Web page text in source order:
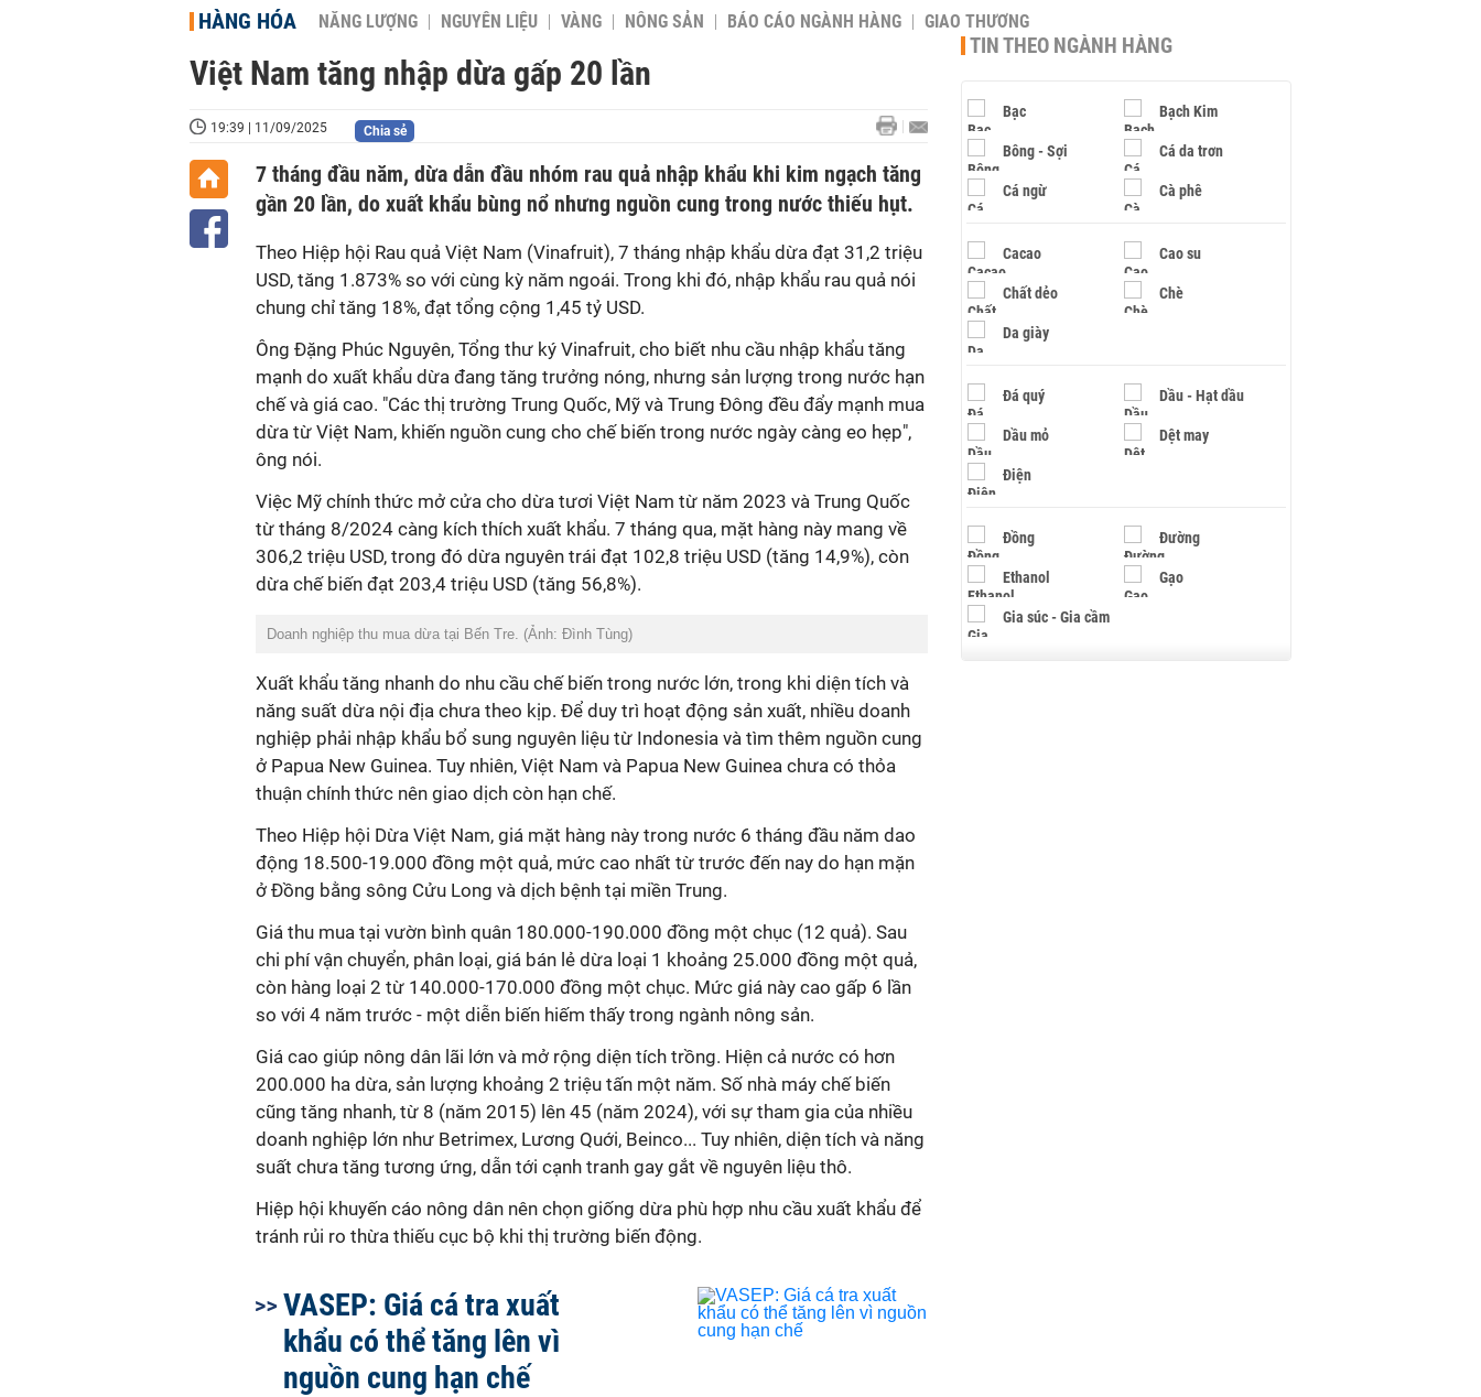
HÀNG HÓA NĂNG LƯỢNG NGUYÊN LIỆU VÀNG NÔNG SẢN BÁO CÁO NGÀNH HÀNG GIAO THƯƠNG
Việt Nam tăng nhập dừa gấp 20 lần
19:39 | 11/09/2025 Chia sẻ
7 tháng đầu năm, dừa dẫn đầu nhóm rau quả nhập khẩu khi kim ngạch tăng
gần 20 lần, do xuất khẩu bùng nổ nhưng nguồn cung trong nước thiếu hụt.
Theo Hiệp hội Rau quả Việt Nam (Vinafruit), 7 tháng nhập khẩu dừa đạt 31,2 triệu
USD, tăng 1.873% so với cùng kỳ năm ngoái. Trong khi đó, nhập khẩu rau quả nói
chung chỉ tăng 18%, đạt tổng cộng 1,45 tỷ USD.
Ông Đặng Phúc Nguyên, Tổng thư ký Vinafruit, cho biết nhu cầu nhập khẩu tăng
mạnh do xuất khẩu dừa đang tăng trưởng nóng, nhưng sản lượng trong nước hạn
chế và giá cao. "Các thị trường Trung Quốc, Mỹ và Trung Đông đều đẩy mạnh mua
dừa từ Việt Nam, khiến nguồn cung cho chế biến trong nước ngày càng eo hẹp",
ông nói.
Việc Mỹ chính thức mở cửa cho dừa tươi Việt Nam từ năm 2023 và Trung Quốc
từ tháng 8/2024 càng kích thích xuất khẩu. 7 tháng qua, mặt hàng này mang về
306,2 triệu USD, trong đó dừa nguyên trái đạt 102,8 triệu USD (tăng 14,9%), còn
dừa chế biến đạt 203,4 triệu USD (tăng 56,8%).
Doanh nghiệp thu mua dừa tại Bến Tre. (Ảnh: Đình Tùng)
Xuất khẩu tăng nhanh do nhu cầu chế biến trong nước lớn, trong khi diện tích và
năng suất dừa nội địa chưa theo kịp. Để duy trì hoạt động sản xuất, nhiều doanh
nghiệp phải nhập khẩu bổ sung nguyên liệu từ Indonesia và tìm thêm nguồn cung
ở Papua New Guinea. Tuy nhiên, Việt Nam và Papua New Guinea chưa có thỏa
thuận chính thức nên giao dịch còn hạn chế.
Theo Hiệp hội Dừa Việt Nam, giá mặt hàng này trong nước 6 tháng đầu năm dao
động 18.500-19.000 đồng một quả, mức cao nhất từ trước đến nay do hạn mặn
ở Đồng bằng sông Cửu Long và dịch bệnh tại miền Trung.
Giá thu mua tại vườn bình quân 180.000-190.000 đồng một chục (12 quả). Sau
chi phí vận chuyển, phân loại, giá bán lẻ dừa loại 1 khoảng 25.000 đồng một quả,
còn hàng loại 2 từ 140.000-170.000 đồng một chục. Mức giá này cao gấp 6 lần
so với 4 năm trước - một diễn biến hiếm thấy trong ngành nông sản.
Giá cao giúp nông dân lãi lớn và mở rộng diện tích trồng. Hiện cả nước có hơn
200.000 ha dừa, sản lượng khoảng 2 triệu tấn một năm. Số nhà máy chế biến
cũng tăng nhanh, từ 8 (năm 2015) lên 45 (năm 2024), với sự tham gia của nhiều
doanh nghiệp lớn như Betrimex, Lương Quới, Beinco... Tuy nhiên, diện tích và năng
suất chưa tăng tương ứng, dẫn tới cạnh tranh gay gắt về nguyên liệu thô.
Hiệp hội khuyến cáo nông dân nên chọn giống dừa phù hợp nhu cầu xuất khẩu để
tránh rủi ro thừa thiếu cục bộ khi thị trường biến động.
VASEP: Giá cá tra xuất
khẩu có thể tăng lên vì
nguồn cung hạn chế
TIN THEO NGÀNH HÀNG
Bạc Bạch Kim
Bông - Sợi Cá da trơn
Cá ngừ Cà phê
Cacao Cao su
Chất dẻo Chè
Da giày
Đá quý Dầu - Hạt dầu
Dầu mỏ Dệt may
Điện
Đồng Đường
Ethanol Gạo
Gia súc - Gia cầm